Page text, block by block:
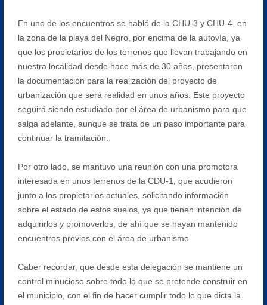
En uno de los encuentros se habló de la CHU-3 y CHU-4, en
la zona de la playa del Negro, por encima de la autovía, ya
que los propietarios de los terrenos que llevan trabajando en
nuestra localidad desde hace más de 30 años, presentaron
la documentación para la realización del proyecto de
urbanización que será realidad en unos años. Este proyecto
seguirá siendo estudiado por el área de urbanismo para que
salga adelante, aunque se trata de un paso importante para
continuar la tramitación.
Por otro lado, se mantuvo una reunión con una promotora
interesada en unos terrenos de la CDU-1, que acudieron
junto a los propietarios actuales, solicitando información
sobre el estado de estos suelos, ya que tienen intención de
adquirirlos y promoverlos, de ahí que se hayan mantenido
encuentros previos con el área de urbanismo.
Caber recordar, que desde esta delegación se mantiene un
control minucioso sobre todo lo que se pretende construir en
el municipio, con el fin de hacer cumplir todo lo que dicta la